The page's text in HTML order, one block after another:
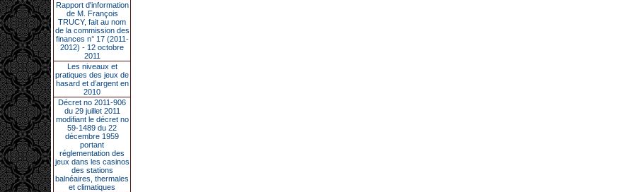
Rapport d'information
de M. François
TRUCY, fait au nom
de la commission des
finances n° 17 (2011-
2012) - 12 octobre
2011
Les niveaux et
pratiques des jeux de
hasard et d’argent en
2010
Décret no 2011-906
du 29 juillet 2011
modifiant le décret no
59-1489 du 22
décembre 1959
portant
réglementation des
jeux dans les casinos
des stations
balnéaires, thermales
et climatiques